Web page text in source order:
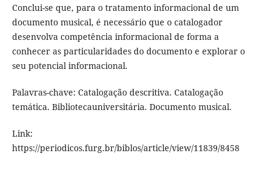
Conclui-se que, para o tratamento informacional de um
documento musical, é necessário que o catalogador
desenvolva competência informacional de forma a
conhecer as particularidades do documento e explorar o
seu potencial informacional.
Palavras-chave: Catalogação descritiva. Catalogação
temática. Bibliotecauniversitária. Documento musical.
Link:
https://periodicos.furg.br/biblos/article/view/11839/8458